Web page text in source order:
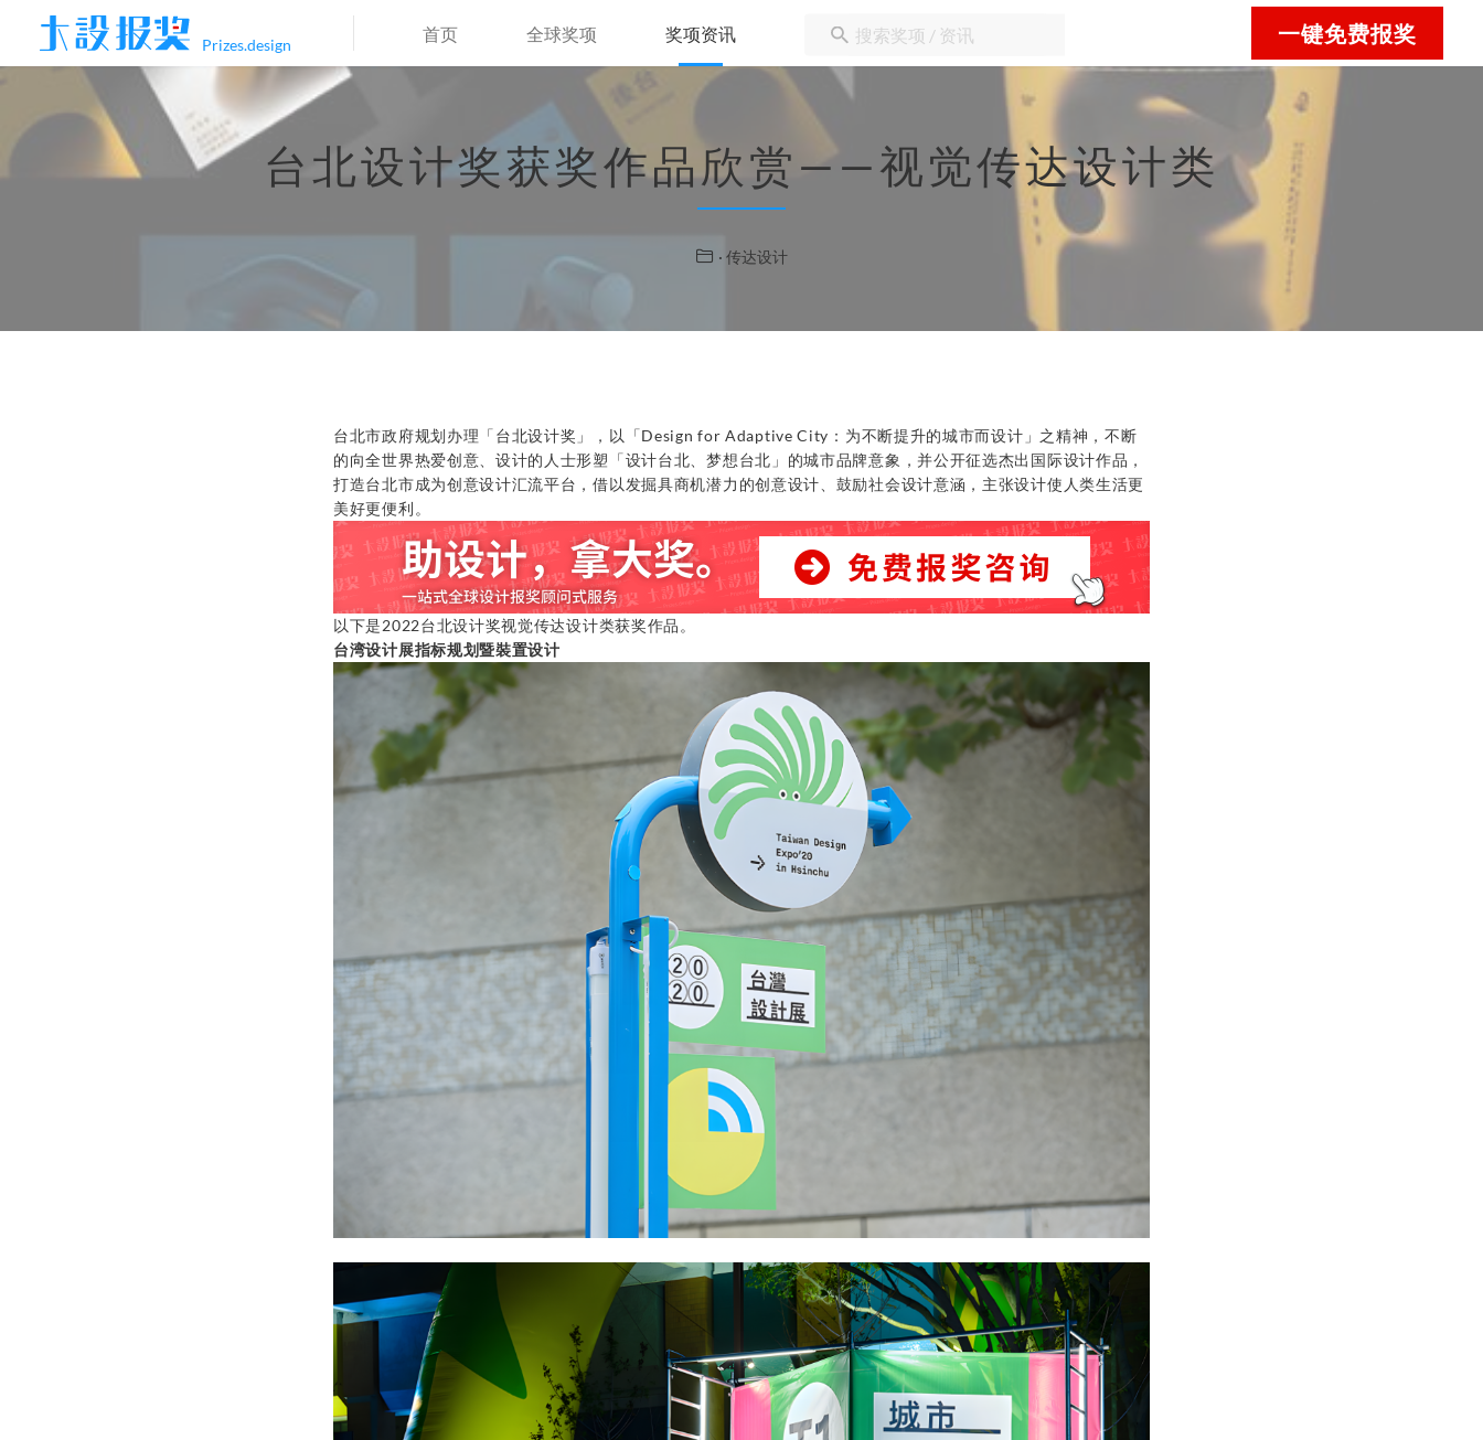
Prizes.design
首页 全球奖项 奖项资讯 一键免费报奖
台北设计奖获奖作品欣赏——视觉传达设计类
· 传达设计
台北市政府规划办理「台北设计奖」，以「Design for Adaptive City：为不断提升的城市而设计」之精神，不断
的向全世界热爱创意、设计的人士形塑「设计台北、梦想台北」的城市品牌意象，并公开征选杰出国际设计作品，
打造台北市成为创意设计汇流平台，借以发掘具商机潜力的创意设计、鼓励社会设计意涵，主张设计使人类生活更
美好更便利。
以下是2022台北设计奖视觉传达设计类获奖作品。
台湾设计展指标规划暨裝置设计